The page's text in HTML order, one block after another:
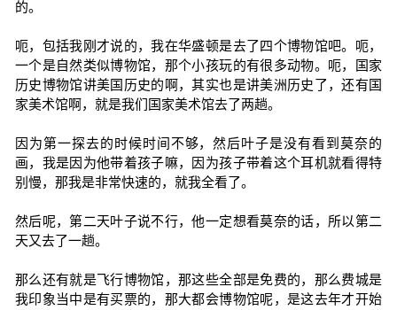
的。
呃，包括我刚才说的，我在华盛顿是去了四个博物馆吧。呃，
一个是自然类似博物馆，那个小孩玩的有很多动物。呃，国家
历史博物馆讲美国历史的啊，其实也是讲美洲历史了，还有国
家美术馆啊，就是我们国家美术馆去了两趟。
因为第一探去的时候时间不够，然后叶子是没有看到莫奈的
画，我是因为他带着孩子嘛，因为孩子带着这个耳机就看得特
别慢，那我是非常快速的，就我全看了。
然后呢，第二天叶子说不行，他一定想看莫奈的话，所以第二
天又去了一趟。
那么还有就是飞行博物馆，那这些全部是免费的，那么费城是
我印象当中是有买票的，那大都会博物馆呢，是这去年才开始